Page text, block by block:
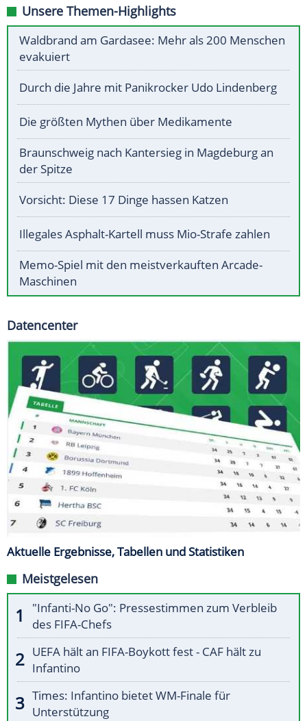
Unsere Themen-Highlights
Waldbrand am Gardasee: Mehr als 200 Menschen
evakuiert
Durch die Jahre mit Panikrocker Udo Lindenberg
Die größten Mythen über Medikamente
Braunschweig nach Kantersieg in Magdeburg an
der Spitze
Vorsicht: Diese 17 Dinge hassen Katzen
Illegales Asphalt-Kartell muss Mio-Strafe zahlen
Memo-Spiel mit den meistverkauften Arcade-
Maschinen
Datencenter
Aktuelle Ergebnisse, Tabellen und Statistiken
Meistgelesen
"Infanti-No Go": Pressestimmen zum Verbleib
des FIFA-Chefs
UEFA hält an FIFA-Boykott fest - CAF hält zu
Infantino
Times: Infantino bietet WM-Finale für
Unterstützung